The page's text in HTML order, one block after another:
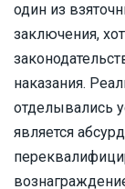
один из
заключения,
наказания.
отделывались
является